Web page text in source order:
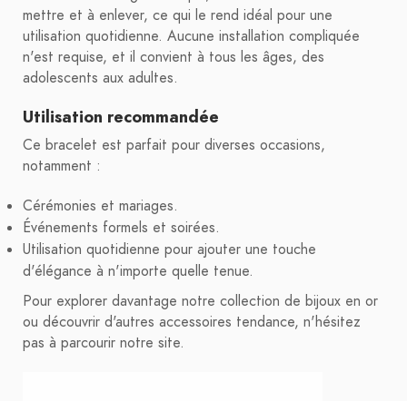
mettre et à enlever, ce qui le rend idéal pour une
utilisation quotidienne. Aucune installation compliquée
n'est requise, et il convient à tous les âges, des
adolescents aux adultes.
Utilisation recommandée
Ce bracelet est parfait pour diverses occasions,
notamment :
Cérémonies et mariages.
Événements formels et soirées.
Utilisation quotidienne pour ajouter une touche
d'élégance à n'importe quelle tenue.
Pour explorer davantage notre collection de bijoux en or
ou découvrir d'autres accessoires tendance, n'hésitez
pas à parcourir notre site.